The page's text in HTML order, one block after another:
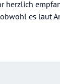
herzlich
es laut